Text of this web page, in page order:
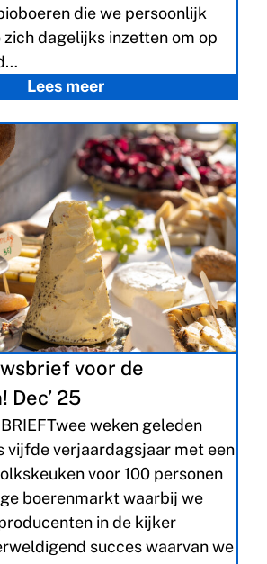
die we persoonlijk
zich dagelijks inzetten om op
Lees meer
voor de
Dec’ 25
weken geleden
vijfde verjaardagsjaar met een
voor 100 personen
boerenmarkt waarbij we
in de kijker
succes waarvan we